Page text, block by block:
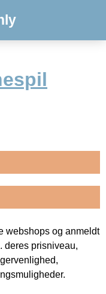
webshops og anmeldt
deres prisniveau,